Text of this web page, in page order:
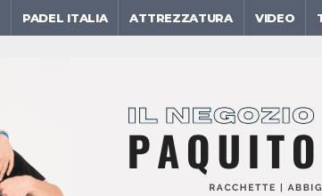
PADEL ITALIA ATTREZZATURA VIDEO